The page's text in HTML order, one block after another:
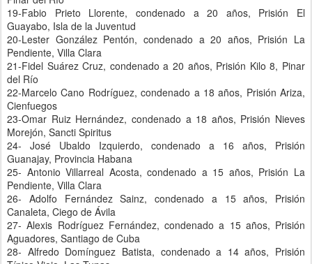
19-Fabio Prieto Llorente, condenado a 20 años, Prisión El
Guayabo, Isla de la Juventud
20-Lester González Pentón, condenado a 20 años, Prisión La
Pendiente, Villa Clara
21-Fidel Suárez Cruz, condenado a 20 años, Prisión Kilo 8, Pinar
del Río
22-Marcelo Cano Rodríguez, condenado a 18 años, Prisión Ariza,
Cienfuegos
23-Omar Ruiz Hernández, condenado a 18 años, Prisión Nieves
Morejón, Sancti Spiritus
24- José Ubaldo Izquierdo, condenado a 16 años, Prisión
Guanajay, Provincia Habana
25- Antonio Villarreal Acosta, condenado a 15 años, Prisión La
Pendiente, Villa Clara
26- Adolfo Fernández Sainz, condenado a 15 años, Prisión
Canaleta, Ciego de Ávila
27- Alexis Rodríguez Fernández, condenado a 15 años, Prisión
Aguadores, Santiago de Cuba
28- Alfredo Domínguez Batista, condenado a 14 años, Prisión